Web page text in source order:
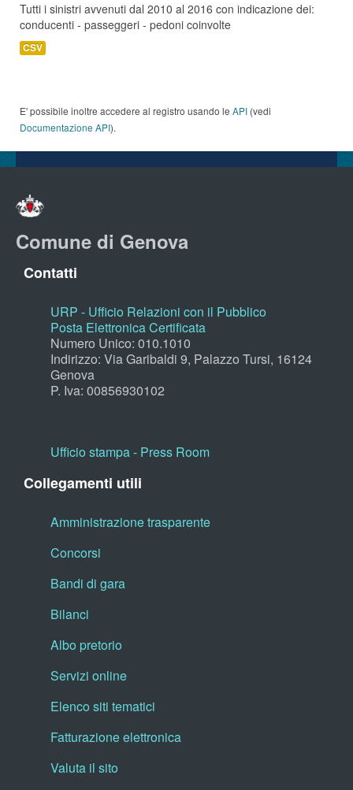
Tutti i sinistri avvenuti dal 2010 al 2016 con indicazione dei:
conducenti - passeggeri - pedoni coinvolte
CSV
E' possibile inoltre accedere al registro usando le API (vedi
Documentazione API).
Comune di Genova
Contatti
URP - Ufficio Relazioni con il Pubblico
Posta Elettronica Certificata
Numero Unico: 010.1010
Indirizzo: Via Garibaldi 9, Palazzo Tursi, 16124
Genova
P. Iva: 00856930102
Ufficio stampa - Press Room
Collegamenti utili
Amministrazione trasparente
Concorsi
Bandi di gara
Bilanci
Albo pretorio
Servizi online
Elenco siti tematici
Fatturazione elettronica
Valuta il sito